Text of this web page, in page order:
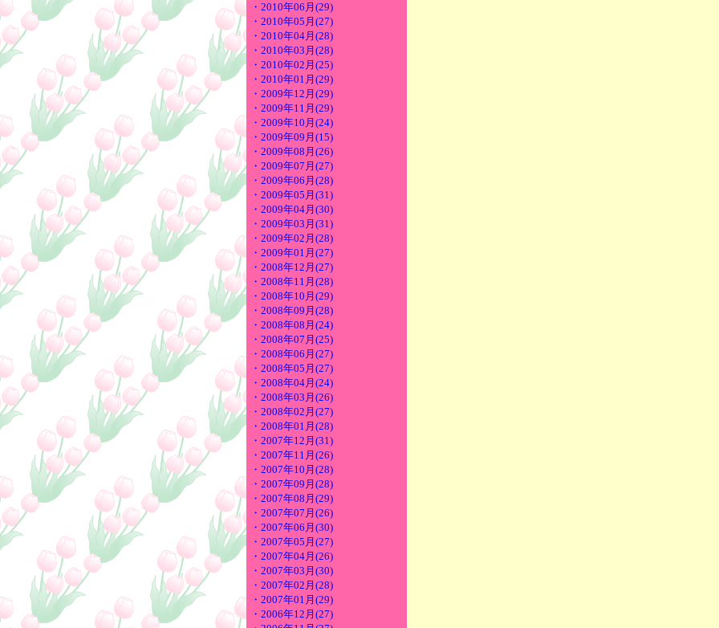
・2010年06月(29)
・2010年05月(27)
・2010年04月(28)
・2010年03月(28)
・2010年02月(25)
・2010年01月(29)
・2009年12月(29)
・2009年11月(29)
・2009年10月(24)
・2009年09月(15)
・2009年08月(26)
・2009年07月(27)
・2009年06月(28)
・2009年05月(31)
・2009年04月(30)
・2009年03月(31)
・2009年02月(28)
・2009年01月(27)
・2008年12月(27)
・2008年11月(28)
・2008年10月(29)
・2008年09月(28)
・2008年08月(24)
・2008年07月(25)
・2008年06月(27)
・2008年05月(27)
・2008年04月(24)
・2008年03月(26)
・2008年02月(27)
・2008年01月(28)
・2007年12月(31)
・2007年11月(26)
・2007年10月(28)
・2007年09月(28)
・2007年08月(29)
・2007年07月(26)
・2007年06月(30)
・2007年05月(27)
・2007年04月(26)
・2007年03月(30)
・2007年02月(28)
・2007年01月(29)
・2006年12月(27)